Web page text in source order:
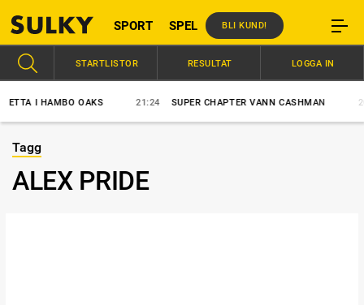
SPORT SPEL BLI KUND!
I HAMBO OAKS 21:24 SUPER CHAPTER VANN CASHMAN
STARTLISTOR RESULTAT LOGGA IN
Tagg
ALEX PRIDE